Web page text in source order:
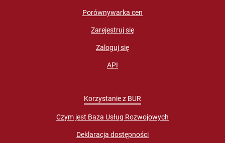
Porównywarka cen
Zarejestruj się
Zaloguj się
API
Korzystanie z BUR
Czym jest Baza Usług Rozwojowych
Deklaracja dostępności